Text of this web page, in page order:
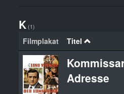
K (1)
Filmplakat Titel
Adresse